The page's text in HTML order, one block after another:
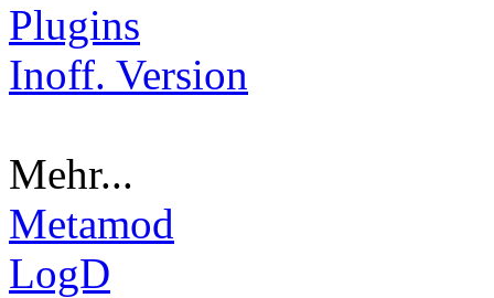
Plugins
Inoff. Version
Mehr...
Metamod
LogD